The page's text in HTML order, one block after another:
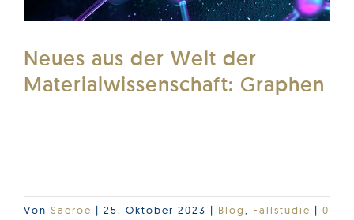
Neues aus der Welt der
Materialwissenschaft: Graphen
Von Saeroe | 25. Oktober 2023 | Blog Fallstudie | 0